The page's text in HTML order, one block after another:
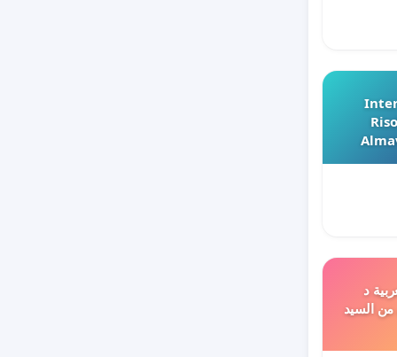
د
من السيد